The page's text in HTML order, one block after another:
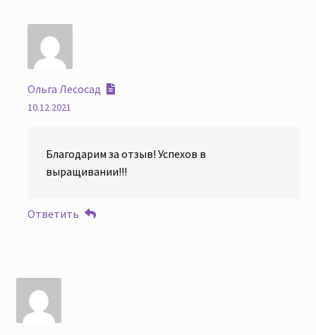
Ольга Лесосад
10.12.2021
Благодарим за отзыв! Успехов в
выращивании!!!
Ответить